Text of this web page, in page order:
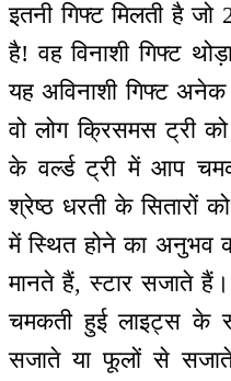
इतनी गिफ्ट मिलती है
है! वह विनाशी गिफ्ट
यह अविनाशी गिफ्ट
वो लोग क्रिसमस ट्री
के वर्ल्ड ट्री में आप
श्रेष्ठ धरती के सितारों
में स्थित होने का अनुभव
मानते हैं, स्टार सजाते
चमकती हुई लाइट्स के
सजाते या फूलों से